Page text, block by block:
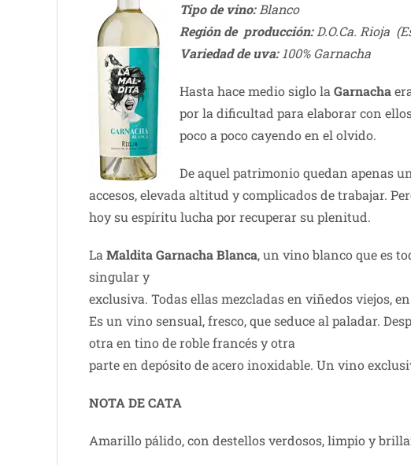
Tipo de vino: Blanco
Región de producción: D.O.Ca. Rioja
Variedad de uva:100% Garnacha
Hasta hace medio siglo la Garnacha
por la dificultad para elaborar con
poco a poco cayendo en el olvido.
De aquel patrimonio quedan apenas
accesos, elevada altitud y complicados de trabajar.
hoy su espíritu lucha por recuperar su plenitud.
La Maldita Garnacha Blanca, un vino blanco que es
singular y
exclusiva. Todas ellas mezcladas en viñedos viejos,
Es un vino sensual, fresco, que seduce al paladar.
otra en tino de roble francés y otra
parte en depósito de acero inoxidable. Un vino
NOTA DE CATA
Amarillo pálido, con destellos verdosos, limpio y